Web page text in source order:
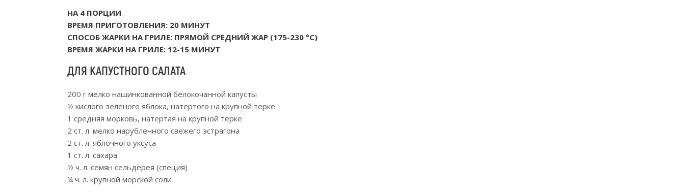
НА 4 ПОРЦИИ
ВРЕМЯ ПРИГОТОВЛЕНИЯ: 20 МИНУТ
СПОСОБ ЖАРКИ НА ГРИЛЕ: ПРЯМОЙ СРЕДНИЙ ЖАР (175-230 °С)
ВРЕМЯ ЖАРКИ НА ГРИЛЕ: 12-15 МИНУТ
ДЛЯ КАПУСТНОГО САЛАТА
200 г мелко нашинкованной белокочанной капусты
½ кислого зеленого яблока, натертого на крупной терке
1 средняя морковь, натертая на крупной терке
2 ст. л. мелко нарубленного свежего эстрагона
2 ст. л. яблочного уксуса
1 ст. л. сахара
½ ч. л. семян сельдерея (специя)
¼ ч. л. крупной морской соли